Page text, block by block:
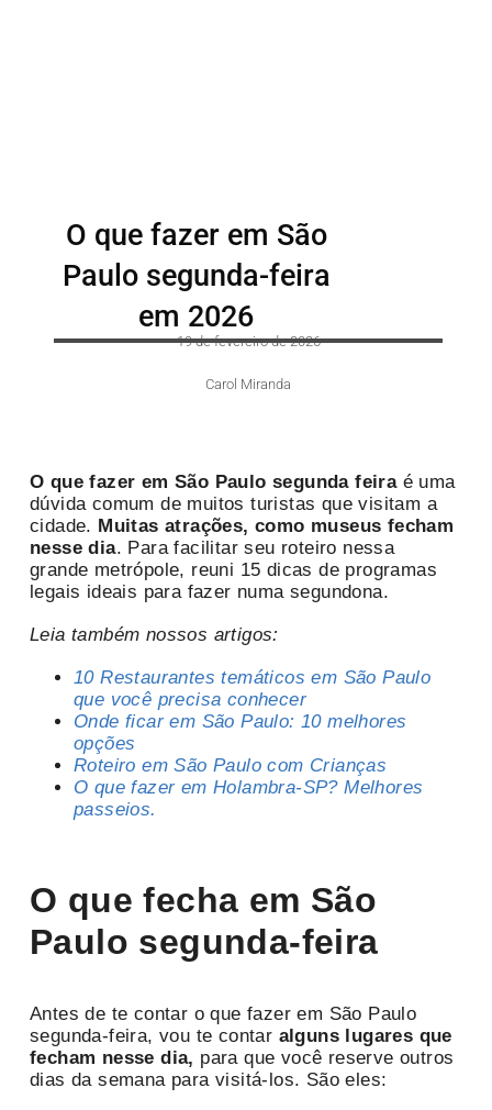
O que fazer em São
Paulo segunda-feira
em 2026
19 de fevereiro de 2026
Carol Miranda
O que fazer em São Paulo segunda feiraé uma
dúvida comum de muitos turistas que visitam a
cidade. Muitas atrações, como museus fecham
nesse dia. Para facilitar seu roteiro nessa
grande metrópole, reuni 15 dicas de programas
legais ideais para fazer numa segundona.
Leia também nossos artigos:
10 Restaurantes temáticos em São Paulo
que você precisa conhecer
Onde ficar em São Paulo: 10 melhores
opções
Roteiro em São Paulo com Crianças
O que fazer em Holambra-SP? Melhores
passeios.
O que fecha em São
Paulo segunda-feira
Antes de te contar o que fazer em São Paulo
segunda-feira, vou te contar alguns lugares que
fecham nesse dia, para que você reserve outros
dias da semana para visitá-los. São eles: